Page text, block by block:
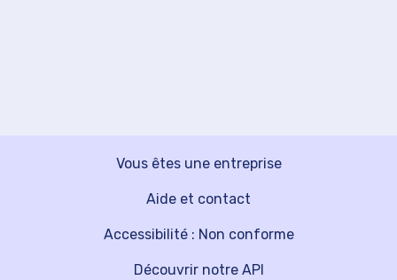
Vous êtes une entreprise
Découvrir notre API
Aide et contact
Accessibilité : Non conforme